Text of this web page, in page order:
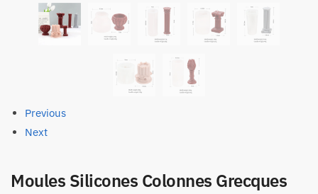
Previous
Next
Moules Silicones Colonnes Grecques